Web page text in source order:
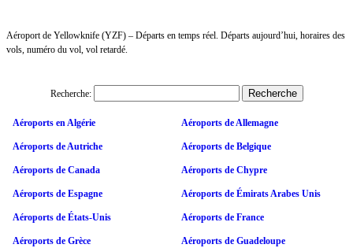
Aéroport de Yellowknife (YZF) – Départs en temps réel. Départs aujourd’hui, horaires des
vols, numéro du vol, vol retardé.
Recherche:
Aéroports en Algérie Aéroports de Allemagne
Aéroports de Autriche Aéroports de Belgique
Aéroports de Canada Aéroports de Chypre
Aéroports de Espagne Aéroports de Émirats Arabes Unis
Aéroports de États-Unis Aéroports de France
Aéroports de Grèce Aéroports de Guadeloupe